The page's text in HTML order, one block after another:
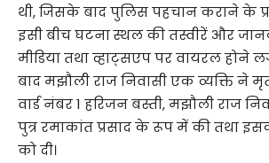
थी, जिसके बाद पुलिस पहचान कराने के
इसी बीच घटना स्थल की तस्वीरें और
मीडिया तथा व्हाट्सएप पर वायरल होने
बाद मझौली राज निवासी एक व्यक्ति ने
वार्ड नंबर 1 हरिजन बस्ती, मझौली राज
पुत्र रमाकांत प्रसाद के रूप में की तथा
को दी।